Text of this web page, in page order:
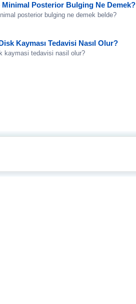
Minimal Posterior Bulging Ne Demek?
posterior bulging ne demek belde?
Kayması Tedavisi Nasıl Olur?
kaymasi tedavisi nasil olur?